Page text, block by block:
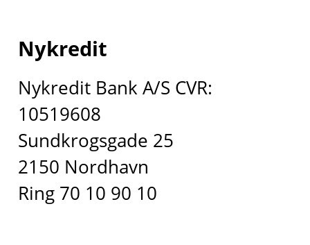
Nykredit
Nykredit Bank A/S CVR:
10519608
Sundkrogsgade 25
2150 Nordhavn
Ring 70 10 90 10